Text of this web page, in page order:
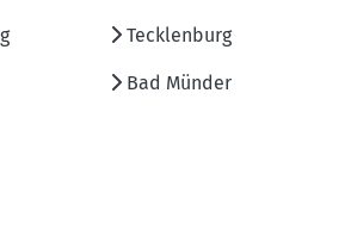
Tecklenburg
Bad Münder